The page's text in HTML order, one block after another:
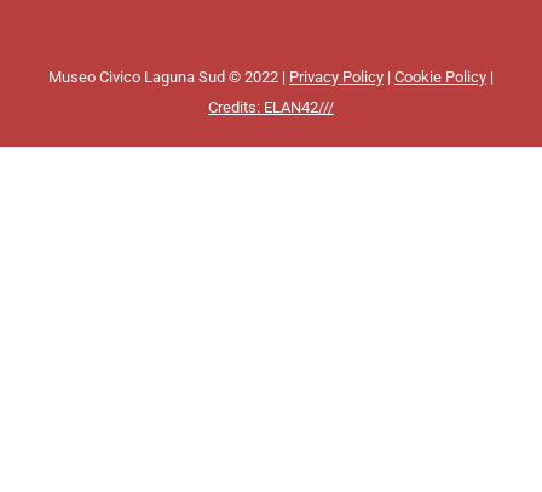
Museo Civico Laguna Sud © 2022 | Privacy Policy | Cookie Policy |
Credits: ELAN42///